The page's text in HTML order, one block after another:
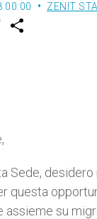
00:00 ZENIT
w
Sede,
questa
su